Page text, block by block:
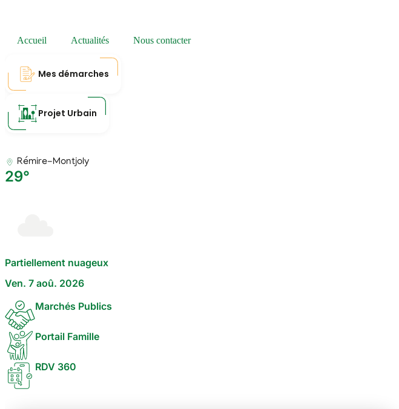
Accueil Actualités Nous contacter
Mes démarches
Projet Urbain
Rémire-Montjoly
29°
Partiellement nuageux
Ven. 7 aoû. 2026
Marchés Publics
Portail Famille
RDV 360